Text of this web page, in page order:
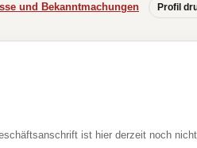
und Bekanntmachungen Profil
ist hier derzeit noch